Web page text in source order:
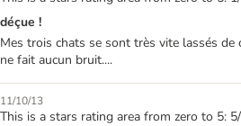
déçue !
Mes trois chats se sont très vite lassés de
ne fait aucun bruit....
11/10/13
This is a stars rating area from zero to 5: